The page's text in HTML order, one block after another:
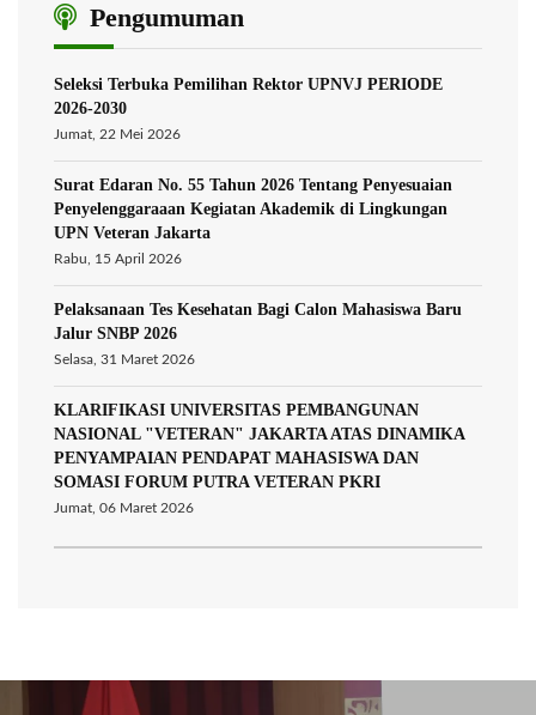
Pengumuman
Seleksi Terbuka Pemilihan Rektor UPNVJ PERIODE
2026-2030
Jumat, 22 Mei 2026
Surat Edaran No. 55 Tahun 2026 Tentang Penyesuaian
Penyelenggaraaan Kegiatan Akademik di Lingkungan
UPN Veteran Jakarta
Rabu, 15 April 2026
Pelaksanaan Tes Kesehatan Bagi Calon Mahasiswa Baru
Jalur SNBP 2026
Selasa, 31 Maret 2026
KLARIFIKASI UNIVERSITAS PEMBANGUNAN
NASIONAL "VETERAN" JAKARTA ATAS DINAMIKA
PENYAMPAIAN PENDAPAT MAHASISWA DAN
SOMASI FORUM PUTRA VETERAN PKRI
Jumat, 06 Maret 2026